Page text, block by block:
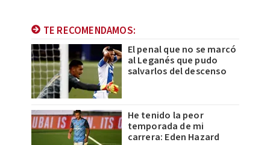
TE RECOMENDAMOS:
El penal que no se marcó
al Leganés que pudo
salvarlos del descenso
He tenido la peor
temporada de mi
carrera: Eden Hazard